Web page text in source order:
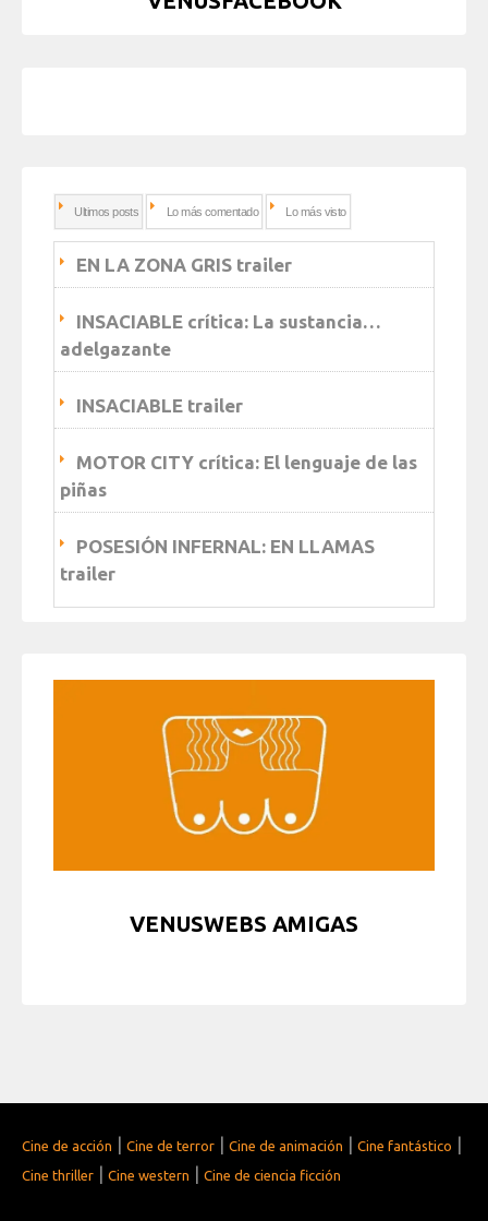
Ultimos posts Lo más comentado Lo más visto
EN LA ZONA GRIS trailer
INSACIABLE crítica: La sustancia…
adelgazante
INSACIABLE trailer
MOTOR CITY crítica: El lenguaje de las
piñas
POSESIÓN INFERNAL: EN LLAMAS
trailer
VENUSWEBS AMIGAS
Cine de acción | Cine de terror | Cine de animación | Cine fantástico |
Cine thriller | Cine western | Cine de ciencia ficción